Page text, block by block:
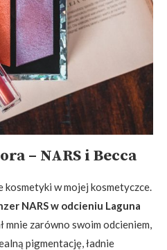
– NARS i Becca
w mojej kosmetyczce.
NARS w odcieniu Laguna
mnie zarówno swoim odcieniem,
pigmentację, ładnie